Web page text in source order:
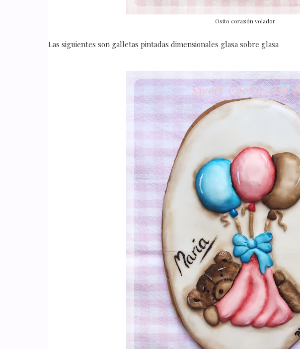
Osito corazón volador
Las siguientes son galletas pintadas dimensionales glasa sobre glasa